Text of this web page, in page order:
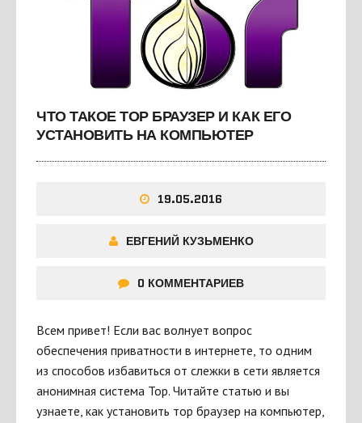
ЧТО ТАКОЕ ТОР БРАУЗЕР И КАК ЕГО
УСТАНОВИТЬ НА КОМПЬЮТЕР
19.05.2016
ЕВГЕНИЙ КУЗЬМЕНКО
0 КОММЕНТАРИЕВ
Всем привет! Если вас волнует вопрос
обеспечения приватности в интернете, то одним
из способов избавиться от слежки в сети является
анонимная система Тор. Читайте статью и вы
узнаете, как установить тор браузер на компьютер,